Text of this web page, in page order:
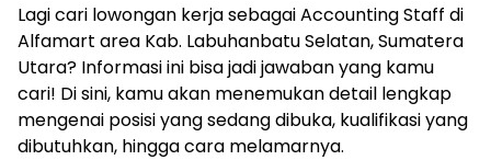
Lagi cari lowongan kerja sebagai Accounting Staff di
Alfamart area Kab. Labuhanbatu Selatan, Sumatera
Utara? Informasi ini bisa jadi jawaban yang kamu
cari! Di sini, kamu akan menemukan detail lengkap
mengenai posisi yang sedang dibuka, kualifikasi yang
dibutuhkan, hingga cara melamarnya.